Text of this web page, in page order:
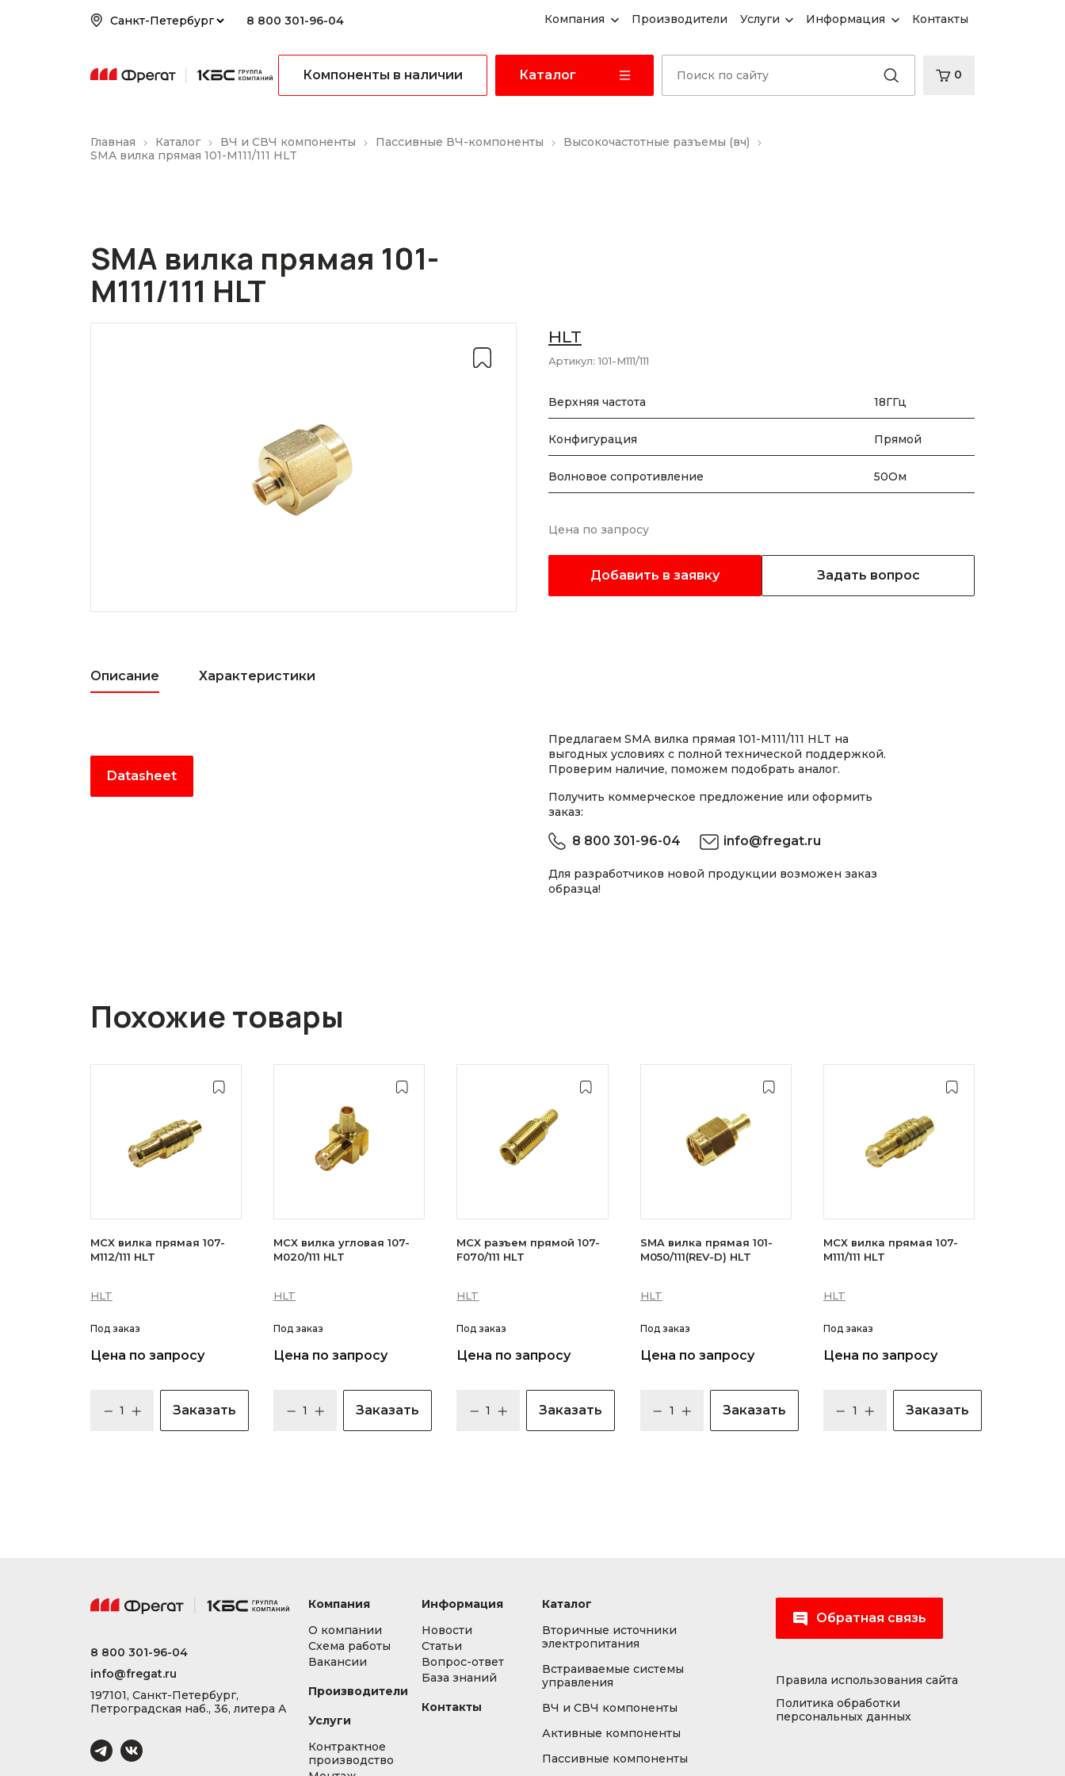
8 800 301-96-04 Компания Производители Услуги Информация Контакты
Компоненты в наличии Каталог 0
Главная Каталог ВЧ и СВЧ компоненты Пассивные ВЧ-компоненты
Высокочастотные разъемы (вч)
SMA вилка прямая 101-M111/111 HLT
SMA вилка прямая 101-
M111/111 HLT
HLT
Артикул: 101-M111/111
Верхняя частота 18ГГц
Конфигурация Прямой
Волновое сопротивление 50Ом
Цена по запросу
Добавить в заявку Задать вопрос
Описание Характеристики
Datasheet
Предлагаем SMA вилка прямая 101-M111/111 HLT на
выгодных условиях с полной технической поддержкой.
Проверим наличие, поможем подобрать аналог.
Получить коммерческое предложение или оформить
заказ:
8 800 301-96-04 info@fregat.ru
Для разработчиков новой продукции возможен заказ
образца!
Похожие товары
MCX вилка прямая 107-
M112/111 HLT
HLT
Под заказ
Цена по запросу
Заказать
MCX вилка угловая 107-
M020/111 HLT
HLT
Под заказ
Цена по запросу
Заказать
MCX разъем прямой 107-
F070/111 HLT
HLT
Под заказ
Цена по запросу
Заказать
SMA вилка прямая 101-
M050/111(REV-D) HLT
HLT
Под заказ
Цена по запросу
Заказать
MCX вилка прямая 107-
M111/111 HLT
HLT
Под заказ
Цена по запросу
Заказать
8 800 301-96-04
info@fregat.ru
197101, Санкт-Петербург,
Петроградская наб., 36, литера А
Компания
О компании
Схема работы
Вакансии
Производители
Услуги
Контрактное
производство
Информация
Новости
Статьи
Вопрос-ответ
База знаний
Контакты
Каталог
Вторичные источники
электропитания
Встраиваемые системы
управления
ВЧ и СВЧ компоненты
Активные компоненты
Пассивные компоненты
Обратная связь
Правила использования сайта
Политика обработки
персональных данных